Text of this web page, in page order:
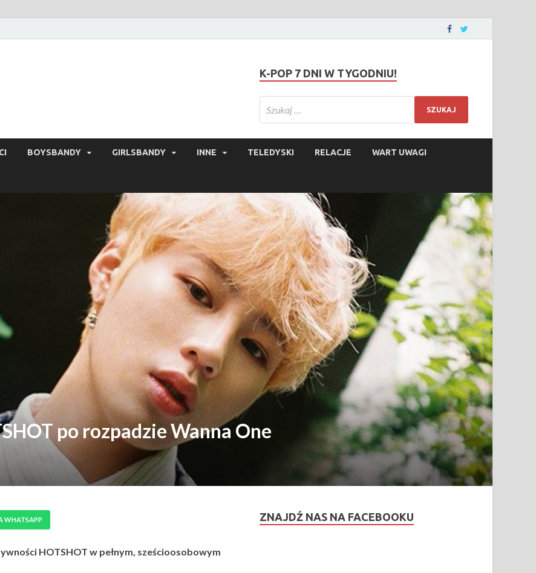
K-POP 7 DNI W TYGODNIU!
BOYSBANDY GIRLSBANDY INNE TELEDYSKI RELACJE WART UWAGI
po rozpadzie Wanna One
WHATSAPP
HOTSHOT w pełnym, sześcioosobowym
ZNAJDŹ NAS NA FACEBOOKU